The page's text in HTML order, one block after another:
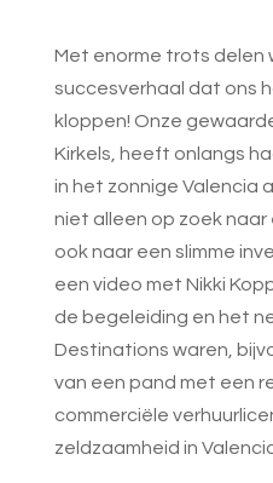
Met enorme trots delen
succesverhaal dat ons
kloppen! Onze
Kirkels, heeft onlangs
in het zonnige Valencia
niet alleen op zoek
ook naar een slimme
een video met Nikki
de begeleiding en het
Destinations waren,
van een pand met een
commerciële
zeldzaamheid in